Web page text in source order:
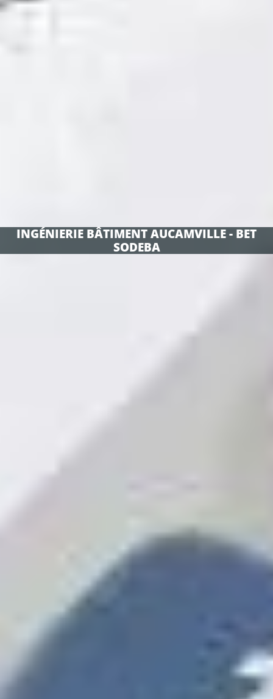
INGÉNIERIE BÂTIMENT AUCAMVILLE - BET
SODEBA